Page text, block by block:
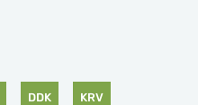
DDK KRV